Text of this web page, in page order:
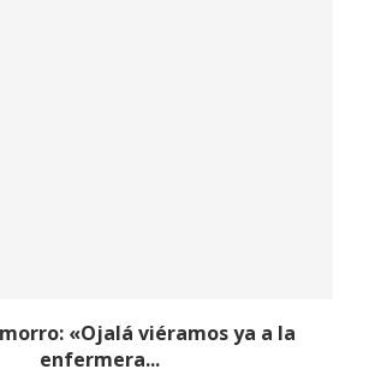
«Ojalá viéramos ya a la
enfermera...